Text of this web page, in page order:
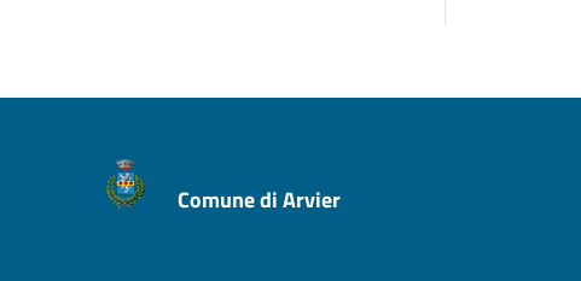
Comune di Arvier